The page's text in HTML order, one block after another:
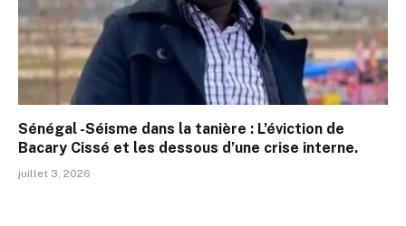
Sénégal -Séisme dans la tanière : L’éviction de
Bacary Cissé et les dessous d’une crise interne.
juillet 3, 2026